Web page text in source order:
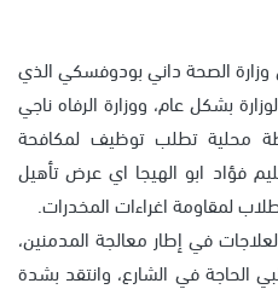
الصحة داني بودوفسكي الذي
بشكل عام، ووزارة الرفاه ناجي
محلية تطلب توظيف لمكافحة
فؤاد ابو الهيجا اي عرض تأهيل
لمقاومة اغراءات المخدرات.
في إطار معالجة المدمنين،
الحاجة في الشارع، وانتقد بشدة